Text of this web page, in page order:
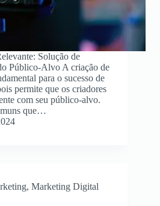
Solução de
Público-Alvo A criação de
para o sucesso de
permite que os criadores
com seu público-alvo.
que…
, Marketing Digital